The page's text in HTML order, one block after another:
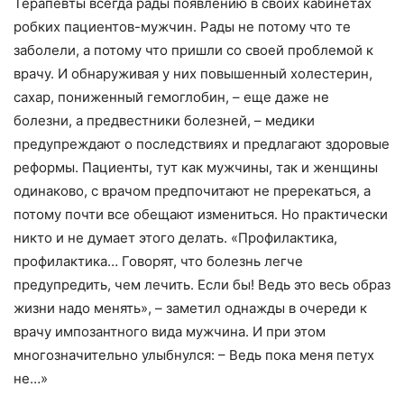
робких пациентов-мужчин. Рады не потому что те
заболели, а потому что пришли со своей проблемой к
врачу. И обнаруживая у них повышенный холестерин,
сахар, пониженный гемоглобин, – еще даже не
болезни, а предвестники болезней, – медики
предупреждают о последствиях и предлагают здоровые
реформы. Пациенты, тут как мужчины, так и женщины
одинаково, с врачом предпочитают не пререкаться, а
потому почти все обещают измениться. Но практически
никто и не думает этого делать. «Профилактика,
профилактика… Говорят, что болезнь легче
предупредить, чем лечить. Если бы! Ведь это весь образ
жизни надо менять», – заметил однажды в очереди к
врачу импозантного вида мужчина. И при этом
многозначительно улыбнулся: – Ведь пока меня петух
не…»